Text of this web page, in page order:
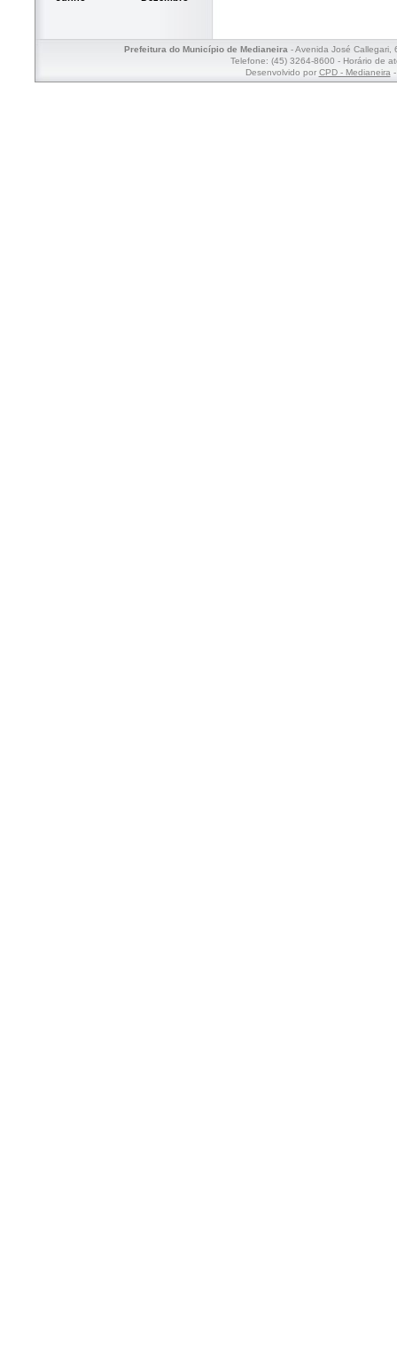
Prefeitura do Município de Medianeira- Avenida José Callegari,
Telefone: (45) 3264-8600 - Horário de
Desenvolvido por CPD - Medianeira-